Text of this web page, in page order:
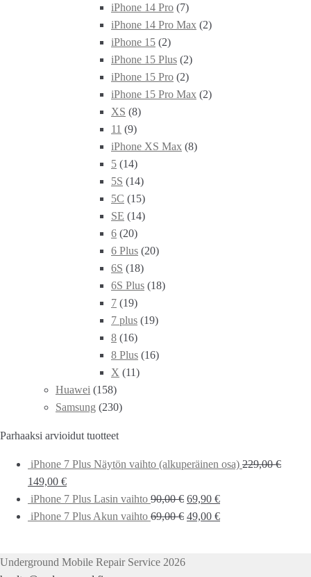
iPhone 14 Pro (7)
iPhone 14 Pro Max (2)
iPhone 15 (2)
iPhone 15 Plus (2)
iPhone 15 Pro (2)
iPhone 15 Pro Max (2)
XS (8)
11 (9)
iPhone XS Max (8)
5 (14)
5S (14)
5C (15)
SE (14)
6 (20)
6 Plus (20)
6S (18)
6S Plus (18)
7 (19)
7 plus (19)
8 (16)
8 Plus (16)
X (11)
Huawei (158)
Samsung (230)
Parhaaksi arvioidut tuotteet
iPhone 7 Plus Näytön vaihto (alkuperäinen osa) 229,00€
149,00 €
iPhone 7 Plus Lasin vaihto 90,00€ 69,90 €
iPhone 7 Plus Akun vaihto 69,00€ 49,00 €
Underground Mobile Repair Service 2026